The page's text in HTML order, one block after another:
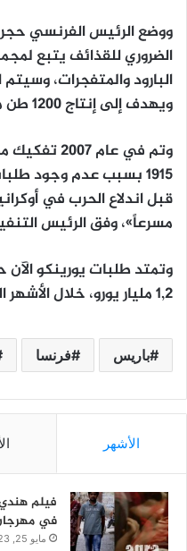
ووضع الرئيس الفرنسي
الضروري للقذائف يتبع
ويهدف إلى إنتاج 1200 طن من البارود سنوياً.
وتم في عام
1915 بسبب عدم وجود
قبل اندلاع الحرب في
مسرعاً»، وفق الرئيس
1,2 مليار يورو، خلال الأشهر الستة الماضية.
باريس فرنسا
الأشهر
فيلم
في
مايو 25, 2023